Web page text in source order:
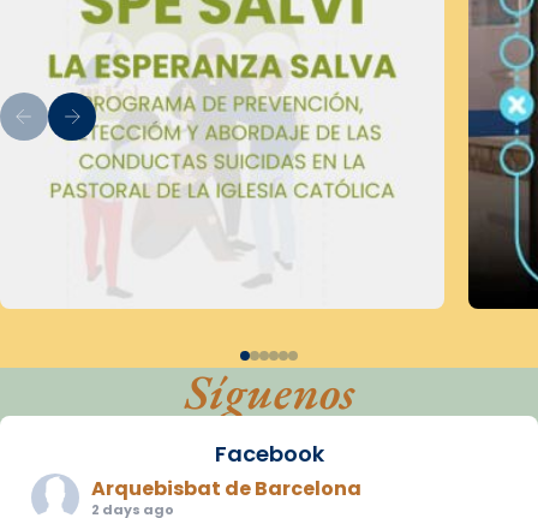
Síguenos
Facebook
Arquebisbat de Barcelona
2 days ago